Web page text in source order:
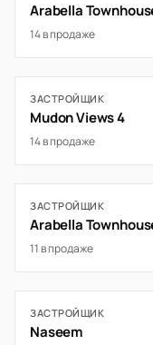
Arabella
14 в продаже
ЗАСТРОЙЩИК
Mudon Views 4
14 в продаже
ЗАСТРОЙЩИК
Arabella
11 в продаже
ЗАСТРОЙЩИК
Naseem